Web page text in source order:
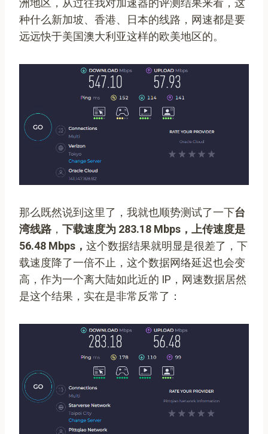
种什么新加坡、香港、日本的线路，网速都是要
远远快于美国澳大利亚这样的欧美地区的。
那么既然说到这里了，我就也顺势测试了一下台
湾线路 ， 下载速度为 283.18 Mbps，上传速度是
56.48 Mbps， 这个数据结果就明显是很差了，下
载速度降了一倍不止，这个数据网络延迟也会变
高，作为一个离大陆如此近的 IP，网速数据居然
是这个结果，实在是非常反常了：